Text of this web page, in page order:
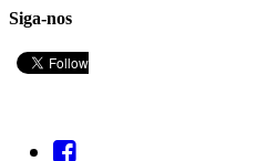
Siga-nos